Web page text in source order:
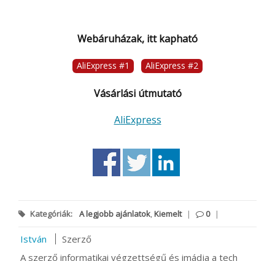
Webáruházak, itt kapható
AliExpress #1 AliExpress #2
Vásárlási útmutató
AliExpress
Kategóriák: A legjobb ajánlatok,Kiemelt | 0 |
István
Szerző
A szerző informatikai végzettségű és imádja a tech